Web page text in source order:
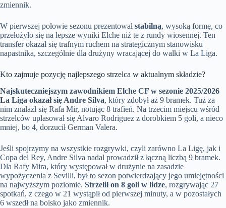
zmiennik.
W pierwszej połowie sezonu prezentowałstabilną, wysoką formę, co
przełożyło się na lepsze wyniki Elche niż te z rundy wiosennej. Ten
transfer okazał się trafnym ruchem na strategicznym stanowisku
napastnika, szczególnie dla drużyny wracającej do walki w La Liga.
Kto zajmuje pozycję najlepszego strzelca w aktualnym składzie?
Najskuteczniejszym zawodnikiem Elche CF w sezonie 2025/2026
La Liga okazał się Andre Silva, który zdobył aż 9 bramek. Tuż za
nim znalazł się Rafa Mir, notując 8 trafień. Na trzecim miejscu wśród
strzelców uplasował się Alvaro Rodriguez z dorobkiem 5 goli, a nieco
mniej, bo 4, dorzucił German Valera.
Jeśli spojrzymy na wszystkie rozgrywki, czyli zarówno La Ligę, jak i
Copa del Rey, Andre Silva nadal prowadził z łączną liczbą 9 bramek.
Dla Rafy Mira, który występował w drużynie na zasadzie
wypożyczenia z Sevilli, był to sezon potwierdzający jego umiejętności
na najwyższym poziomie. Strzelił on 8 goli w lidze, rozgrywając 27
spotkań, z czego w 21 wystąpił od pierwszej minuty, a w pozostałych
6 wszedł na boisko jako zmiennik.